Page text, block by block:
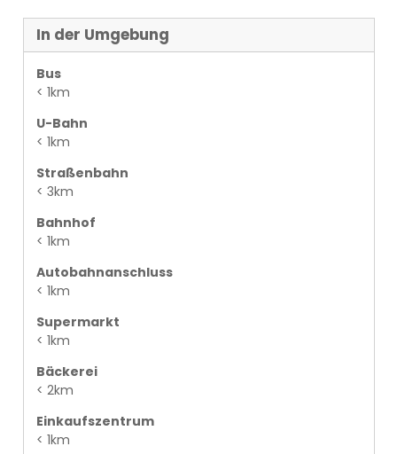
In der Umgebung
Bus
< 1km
U-Bahn
< 1km
Straßenbahn
< 3km
Bahnhof
< 1km
Autobahnanschluss
< 1km
Supermarkt
< 1km
Bäckerei
< 2km
Einkaufszentrum
< 1km